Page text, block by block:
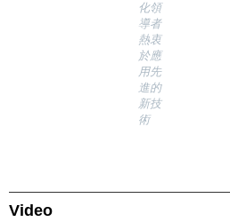
化領
導者
熱衷
於應
用先
進的
新技
術
Video